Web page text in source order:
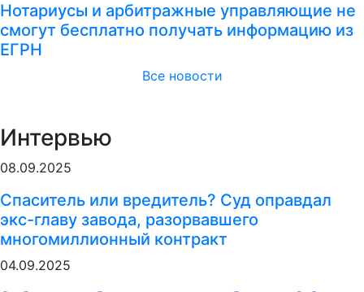
Нотариусы и арбитражные управляющие не
смогут бесплатно получать информацию из
ЕГРН
Все новости
Интервью
08.09.2025
Спаситель или вредитель? Суд оправдал
экс-главу завода, разорвавшего
многомиллионный контракт
04.09.2025